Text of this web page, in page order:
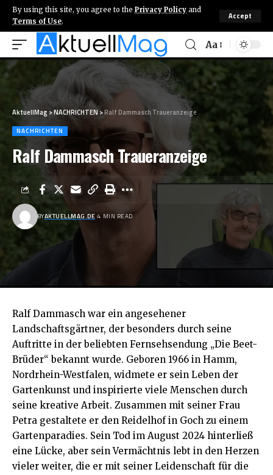
By using this site, you agree to the Privacy Policy and
Terms of Use.
Accept
Aa
AktuellMag >NACHRICHTEN >Ralf Dammasch Traueranzeige
NACHRICHTEN
Ralf Dammasch Traueranzeige
BYAKTUELLMAG.DE 4 MIN READ
Ralf Dammasch war ein angesehener
Landschaftsgärtner, der besonders durch seine
Auftritte in der beliebten Fernsehsendung „Die Beet-
Brüder“ bekannt wurde. Geboren 1966 in Hamm,
Nordrhein-Westfalen, widmete er sein Leben der
Gartenkunst und inspirierte viele Menschen durch
seine kreative Arbeit. Zusammen mit seiner Frau
Petra gestaltete er den Reidelhof in Goch zu einem
Gartenparadies. Sein Tod im August 2024 hinterließ
eine Lücke, aber sein Vermächtnis lebt in den Herzen
vieler weiter, die er mit seiner Leidenschaft für die